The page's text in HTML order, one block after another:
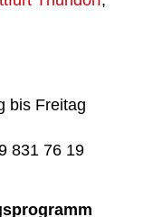
bis Freitag
831 76 19